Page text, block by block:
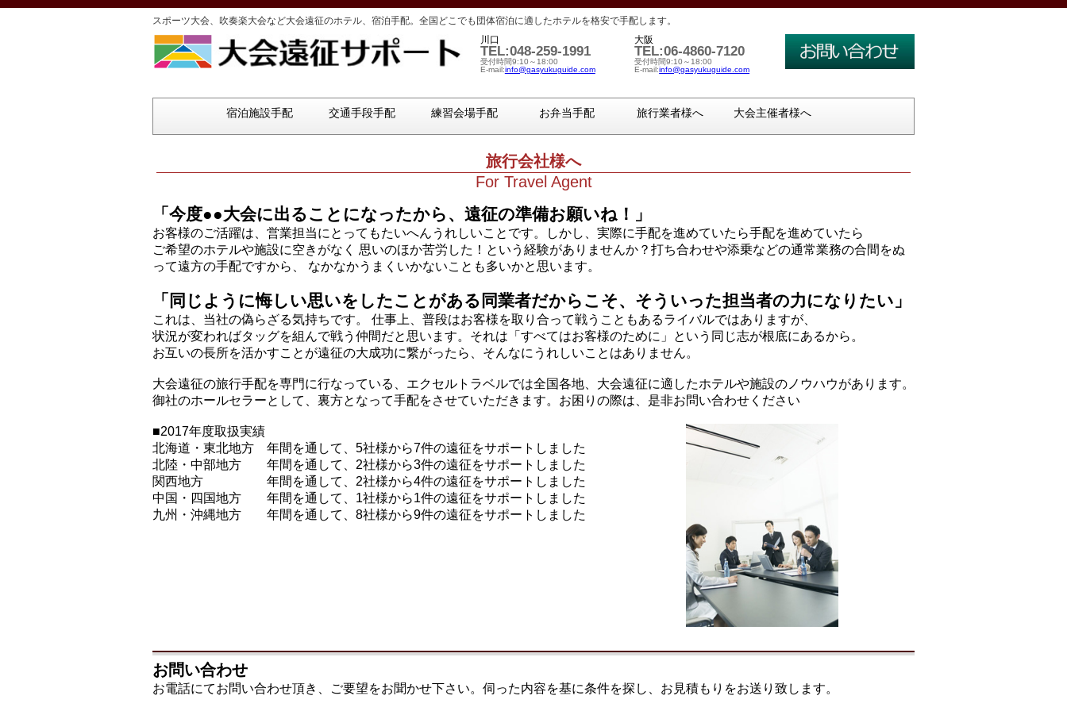
スポーツ大会、吹奏楽大会など大会遠征のホテル、宿泊手配。全国どこでも団体宿泊に適したホテルを格安で手配します。
川口
TEL:048-259-1991
受付時間9:10～18:00
E-mail:info@gasyukuguide.com
大阪
TEL:06-4860-7120
受付時間9:10～18:00
E-mail:info@gasyukuguide.com
宿泊施設手配 交通手段手配 練習会場手配 お弁当手配 旅行業者様へ 大会主催者様へ
旅行会社様へ
For Travel Agent
「今度●●大会に出ることになったから、遠征の準備お願いね！」
お客様のご活躍は、営業担当にとってもたいへんうれしいことです。しかし、実際に手配を進めていたら手配を進めていたら
ご希望のホテルや施設に空きがなく 思いのほか苦労した！という経験がありませんか？打ち合わせや添乗などの通常業務の合間をぬ
って遠方の手配ですから、 なかなかうまくいかないことも多いかと思います。
「同じように悔しい思いをしたことがある同業者だからこそ、そういった担当者の力になりたい」
これは、当社の偽らざる気持ちです。 仕事上、普段はお客様を取り合って戦うこともあるライバルではありますが、
状況が変わればタッグを組んで戦う仲間だと思います。それは「すべてはお客様のために」という同じ志が根底にあるから。
お互いの長所を活かすことが遠征の大成功に繋がったら、そんなにうれしいことはありません。
大会遠征の旅行手配を専門に行なっている、エクセルトラベルでは全国各地、大会遠征に適したホテルや施設のノウハウがあります。
御社のホールセラーとして、裏方となって手配をさせていただきます。お困りの際は、是非お問い合わせください
■2017年度取扱実績
北海道・東北地方 年間を通して、5社様から7件の遠征をサポートしました
北陸・中部地方 年間を通して、2社様から3件の遠征をサポートしました
関西地方 年間を通して、2社様から4件の遠征をサポートしました
中国・四国地方 年間を通して、1社様から1件の遠征をサポートしました
九州・沖縄地方 年間を通して、8社様から9件の遠征をサポートしました
お問い合わせ
お電話にてお問い合わせ頂き、ご要望をお聞かせ下さい。伺った内容を基に条件を探し、お見積もりをお送り致します。